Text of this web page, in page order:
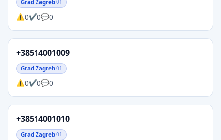
Grad Zagreb01
0 0 0
+38514001009
Grad Zagreb01
0 0 0
+38514001010
Grad Zagreb01